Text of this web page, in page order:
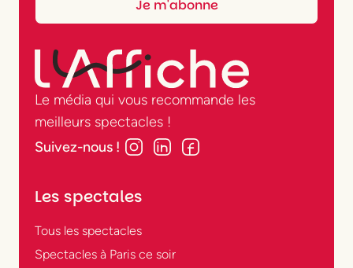
Le média qui vous recommande les
meilleurs spectacles !
Suivez-nous !
Les spectales
Tous les spectacles
Spectacles à Paris ce soir